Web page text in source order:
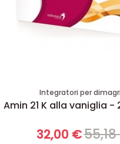
Integratori per
Amin 21 K alla vaniglia -
32,00 €